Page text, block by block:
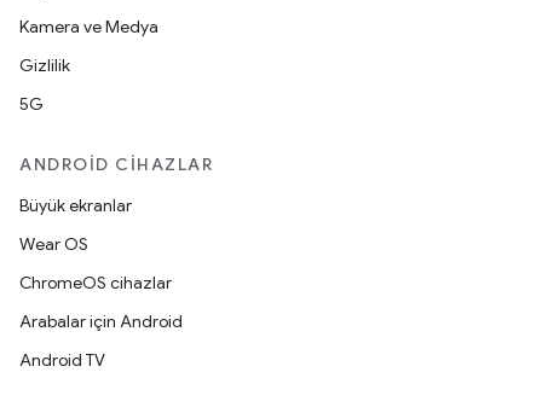
Kamera ve Medya
Gizlilik
5G
ANDROID CIHAZLAR
Büyük ekranlar
Wear OS
ChromeOS cihazlar
Arabalar için Android
Android TV